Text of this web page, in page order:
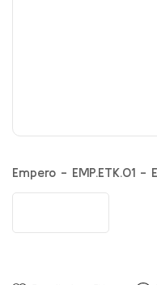
Empero - EMP.ETK.01 -